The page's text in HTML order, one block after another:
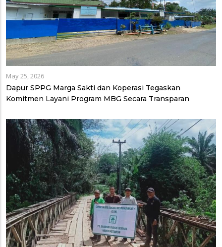
May 25, 2026
Dapur SPPG Marga Sakti dan Koperasi Tegaskan
Komitmen Layani Program MBG Secara Transparan